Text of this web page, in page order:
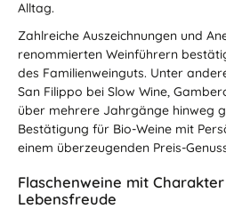
Alltag.
Zahlreiche Auszeichnungen und
renommierten Weinführern
des Familienweinguts. Unter
San Filippo bei Slow Wine,
über mehrere Jahrgänge hinweg
Bestätigung für Bio-Weine mit
einem überzeugenden Preis-
Flaschenweine mit
Lebensfreude